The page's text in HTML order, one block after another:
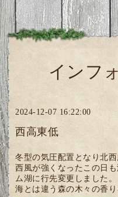
インフ
2024-12-07 16:22:00
西高東低
冬型の気圧配置となり北
西風が強くなったこの日
ム湖に行先変更しました。
海とは違う森の木々の香